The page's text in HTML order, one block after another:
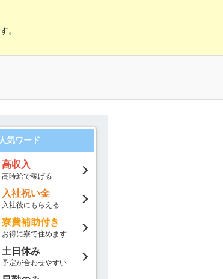
。
人気ワード
高収入
高時給で稼げる
入社祝い金
入社後にもらえる
寮費補助付き
お得に寮で住めます
土日休み
予定が合わせやすい